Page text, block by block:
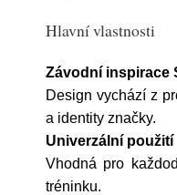
Hlavní vlastnosti
Závodní inspirace
Design vychází z
a identity značky.
Univerzální použití
Vhodná pro
tréninku.